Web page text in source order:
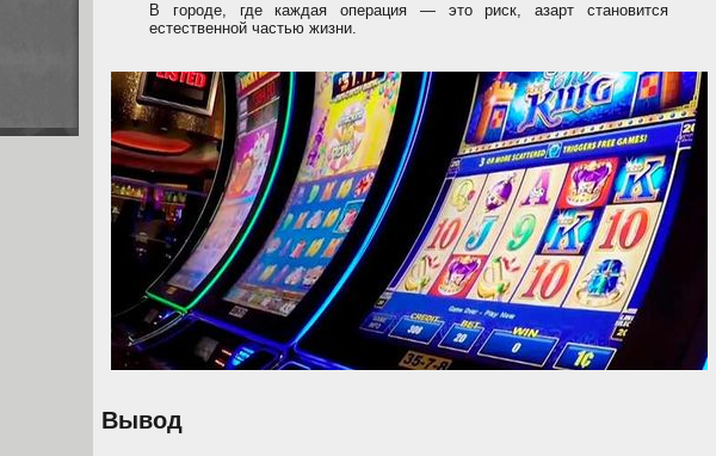
В городе, где каждая операция — это риск, азарт становится
естественной частью жизни.
Вывод